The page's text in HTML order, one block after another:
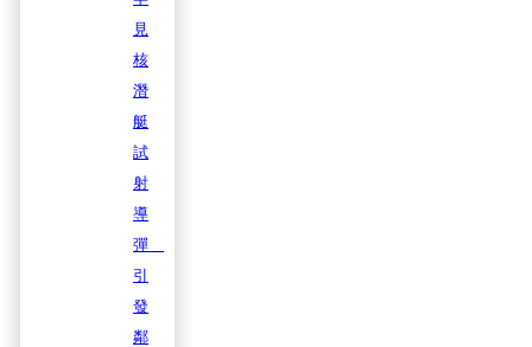
見
核
潛
艇
試
射
導
彈
引
發
鄰